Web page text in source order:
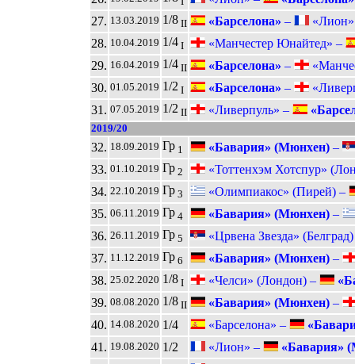
27. 13.03.2019 1/8 II «Барселона» –
28. 10.04.2019 1/4 I
«Манчестер Юнайтед» –
29. 16.04.2019 1/4 II «Барселона» –
30. 01.05.2019 1/2 I «Барселона» –
31. 07.05.2019 1/2 II «Ливерпуль» –
2019/20
32. 18.09.2019 Гр 1 «Бавария» (Мюнхен) –
33. 01.10.2019 Гр 2
«Тоттенхэм Хотспур»
34. 22.10.2019 Гр 3
«Олимпиакос» (Пирей) –
35. 06.11.2019 Гр 4 «Бавария» (Мюнхен) –
36. 26.11.2019 Гр 5
«Црвена Звезда»
37. 11.12.2019 Гр 6 «Бавария» (Мюнхен) –
38. 25.02.2020 1/8 I «Челси» (Лондон) –
39. 08.08.2020 1/8 II «Бавария» (Мюнхен) –
40. 14.08.2020 1/4 «Барселона» –
41. 19.08.2020 1/2 «Лион» –
«Бавария»